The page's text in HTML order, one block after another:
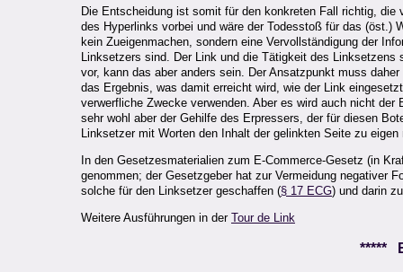
Die Entscheidung ist somit für den konkreten Fall richtig, die
des Hyperlinks vorbei und wäre der Todesstoß für das (öst.)
kein Zueigenmachen, sondern eine Vervollständigung der
Linksetzers sind. Der Link und die Tätigkeit des
vor, kann das aber anders sein. Der Ansatzpunkt muss
das Ergebnis, was damit erreicht wird, wie der Link
verwerfliche Zwecke verwenden. Aber es wird auch nicht
sehr wohl aber der Gehilfe des Erpressers, der für diesen
Linksetzer mit Worten den Inhalt der gelinkten Seite zu eigen
In den Gesetzesmaterialien zum E-Commerce-Gesetz (in
genommen; der Gesetzgeber hat zur Vermeidung negativer
solche für den Linksetzer geschaffen (§ 17 ECG) und darin
Weitere Ausführungen in der Tour de Link
*****